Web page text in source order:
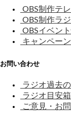
OBS制作テ
OBS制作ラ
OBSイベン
キャンペー
お問い合わせ
ラジオ過去
ラジオ目安箱
ご意見・お